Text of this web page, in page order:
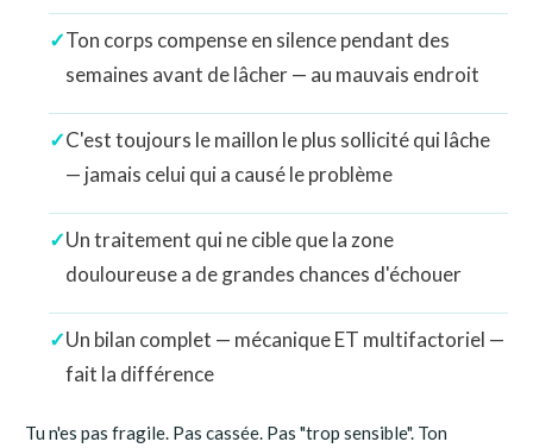
Ton corps compense en silence pendant des
semaines avant de lâcher — au mauvais endroit
C'est toujours le maillon le plus sollicité qui lâche
— jamais celui qui a causé le problème
Un traitement qui ne cible que la zone
douloureuse a de grandes chances d'échouer
Un bilan complet — mécanique ET multifactoriel —
fait la différence
Tu n'es pas fragile. Pas cassée. Pas "trop sensible". Ton